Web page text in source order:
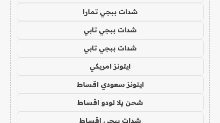
شدات ببجي تمارا
شدات ببجي تابي
شدات ببجي تابي
ايتونز امريكي
ايتونز سعودي اقساط
شحن يلا لودو اقساط
شدات ببجي اقساط